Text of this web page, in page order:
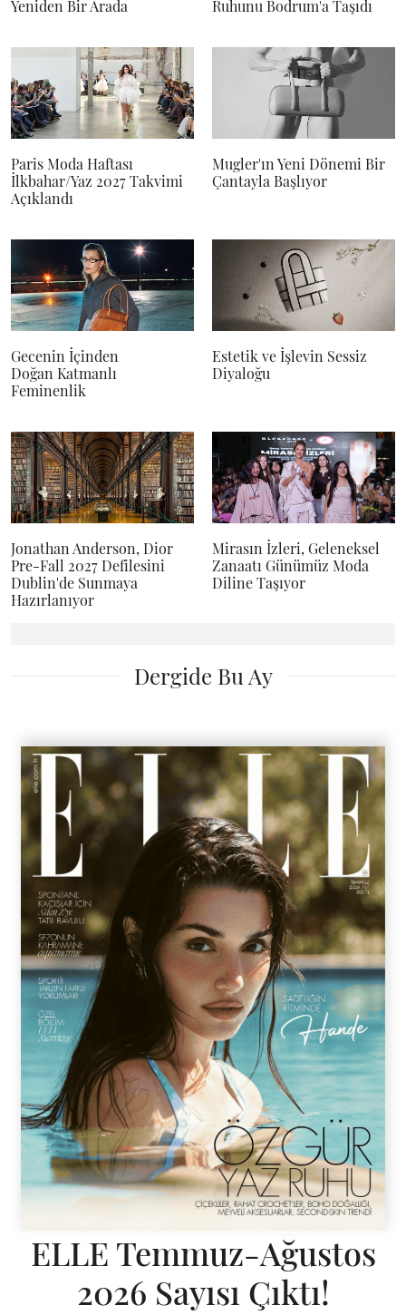
Yeniden Bir Arada
Ruhunu Bodrum'a Taşıdı
Paris Moda Haftası
İlkbahar/Yaz 2027 Takvimi
Açıklandı
Mugler'ın Yeni Dönemi Bir
Çantayla Başlıyor
Gecenin İçinden
Doğan Katmanlı
Feminenlik
Estetik ve İşlevin Sessiz
Diyaloğu
Jonathan Anderson, Dior
Pre-Fall 2027 Defilesini
Dublin'de Sunmaya
Hazırlanıyor
Mirasın İzleri, Geleneksel
Zanaatı Günümüz Moda
Diline Taşıyor
Dergide Bu Ay
ELLE Temmuz-Ağustos
2026 Sayısı Çıktı!